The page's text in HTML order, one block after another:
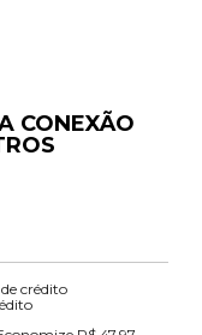
CONEXÃO
crédito